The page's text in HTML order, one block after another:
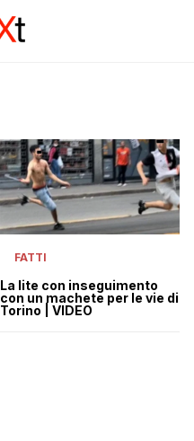
FATTI
La lite con inseguimento
con un machete per le vie di
Torino | VIDEO